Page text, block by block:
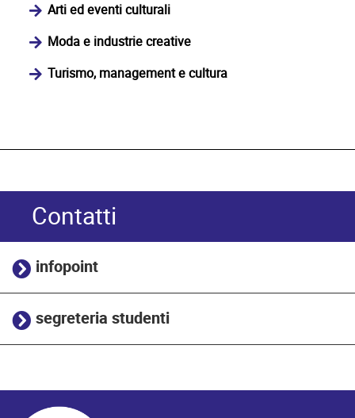
Arti ed eventi culturali
Moda e industrie creative
Turismo, management e cultura
Contatti
infopoint
segreteria studenti